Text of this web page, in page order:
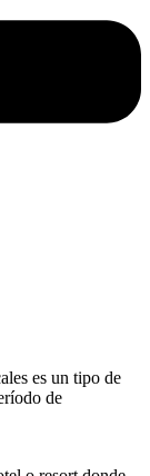
es un tipo de
de